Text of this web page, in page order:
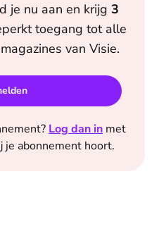
je nu aan en krijg 3
toegang tot alle
van Visie.
Log dan in met
je abonnement hoort.